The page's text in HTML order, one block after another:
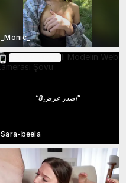
_Monic_
“ اصدر عرض8”
Sara-beela